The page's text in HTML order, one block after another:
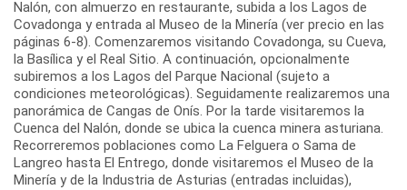
Nalón, con almuerzo en restaurante, subida a los Lagos de
Covadonga y entrada al Museo de la Minería (ver precio en las
páginas 6-8). Comenzaremos visitando Covadonga, su Cueva,
la Basílica y el Real Sitio. A continuación, opcionalmente
subiremos a los Lagos del Parque Nacional (sujeto a
condiciones meteorológicas). Seguidamente realizaremos una
panorámica de Cangas de Onís. Por la tarde visitaremos la
Cuenca del Nalón, donde se ubica la cuenca minera asturiana.
Recorreremos poblaciones como La Felguera o Sama de
Langreo hasta El Entrego, donde visitaremos el Museo de la
Minería y de la Industria de Asturias (entradas incluidas),